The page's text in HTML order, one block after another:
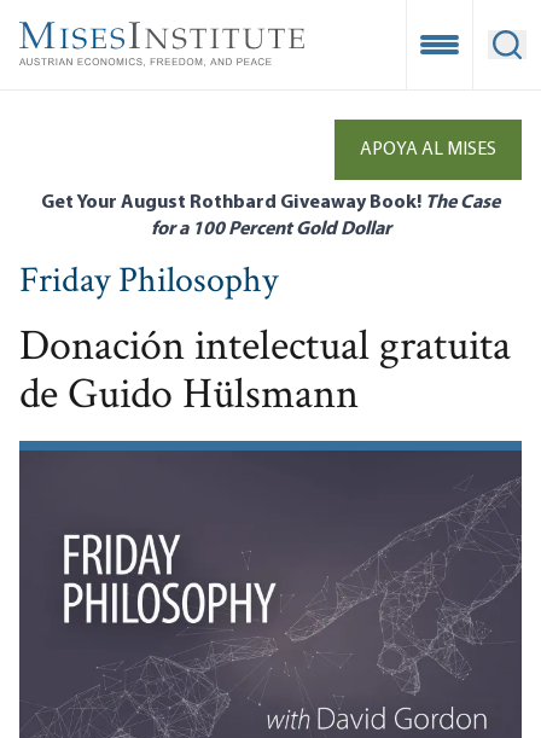
main
Open
APOYA AL MISES
Get Your August Rothbard Giveaway Book! The Case
for a 100 Percent Gold Dollar
Friday Philosophy
Donación intelectual gratuita
de Guido Hülsmann